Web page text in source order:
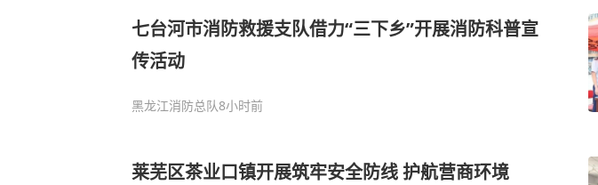
七台河市消防救援支队借力“三下乡”开展消防科普宣
传活动
黑龙江消防总队8小时前
莱芜区茶业口镇开展筑牢安全防线 护航营商环境